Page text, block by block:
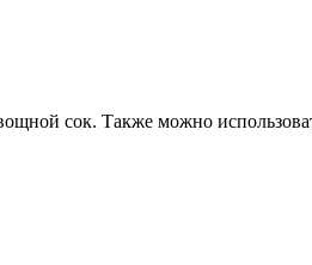
сок. Также можно